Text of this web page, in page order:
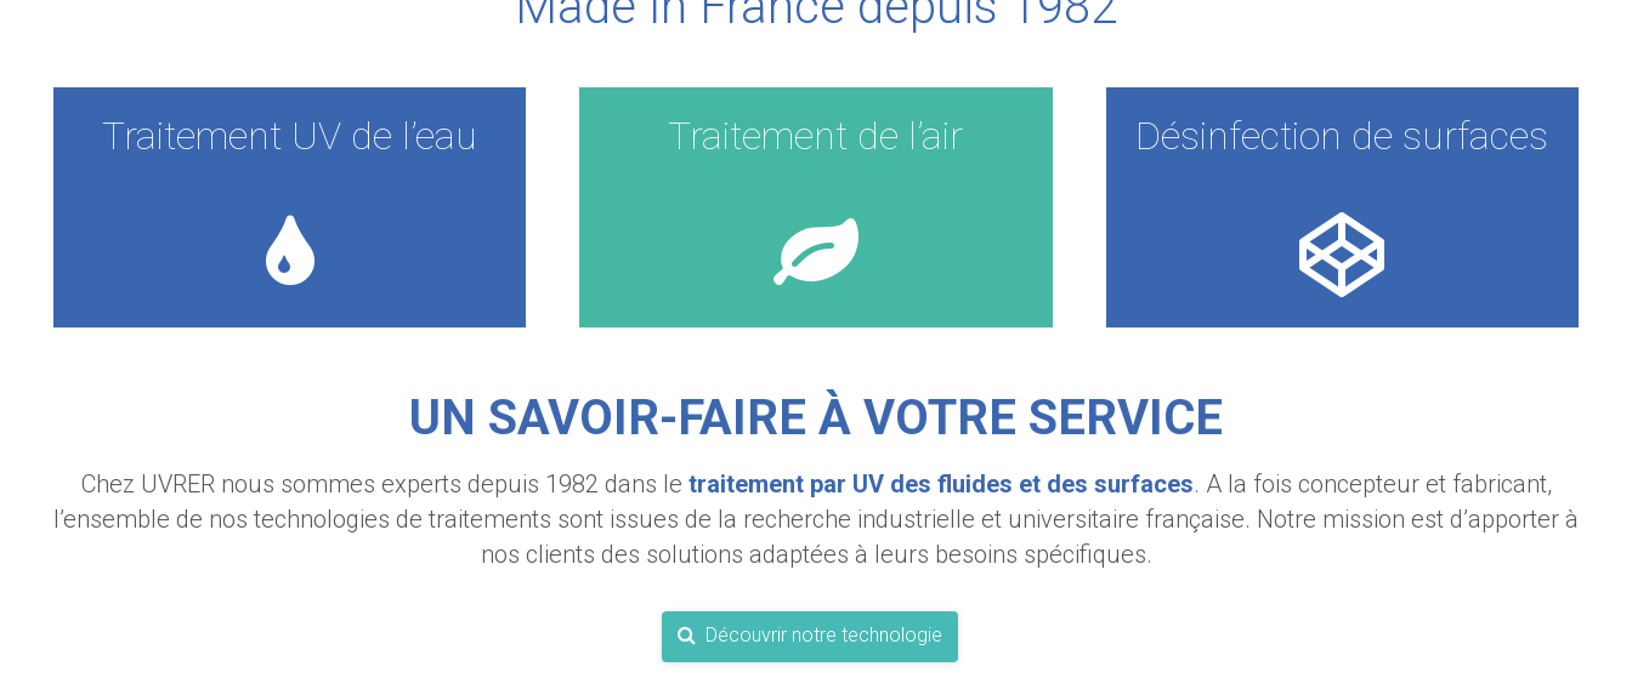
Traitement UV de l’eau Traitement de l’air Désinfection de surfaces
UN SAVOIR-FAIRE À VOTRE SERVICE
Chez UVRER nous sommes experts depuis 1982 dans le traitement par UV des fluides et des surfaces. A la fois concepteur et fabricant,
l’ensemble de nos technologies de traitements sont issues de la recherche industrielle et universitaire française. Notre mission est d’apporter à
nos clients des solutions adaptées à leurs besoins spécifiques.
Découvrir notre technologie